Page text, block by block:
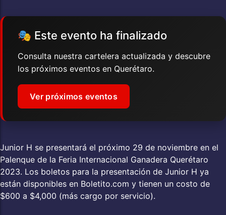
🎭 Este evento ha finalizado
Consulta nuestra cartelera actualizada y descubre
los próximos eventos en Querétaro.
Ver próximos eventos
Junior H se presentará el próximo 29 de noviembre en el
Palenque de la Feria Internacional Ganadera Querétaro
2023. Los boletos para la presentación de Junior H ya
están disponibles en Boletito.com y tienen un costo de
$600 a $4,000 (más cargo por servicio).